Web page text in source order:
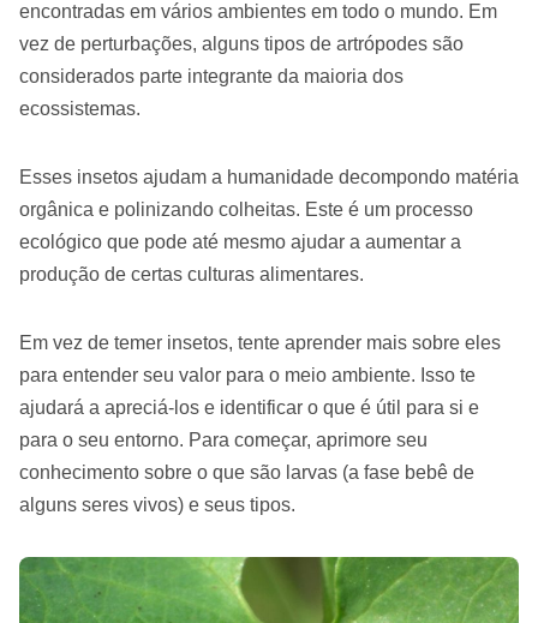
encontradas em vários ambientes em todo o mundo. Em
vez de perturbações, alguns tipos de artrópodes são
considerados parte integrante da maioria dos
ecossistemas.
Esses insetos ajudam a humanidade decompondo matéria
orgânica e polinizando colheitas. Este é um processo
ecológico que pode até mesmo ajudar a aumentar a
produção de certas culturas alimentares.
Em vez de temer insetos, tente aprender mais sobre eles
para entender seu valor para o meio ambiente. Isso te
ajudará a apreciá-los e identificar o que é útil para si e
para o seu entorno. Para começar, aprimore seu
conhecimento sobre o que são larvas (a fase bebê de
alguns seres vivos) e seus tipos.